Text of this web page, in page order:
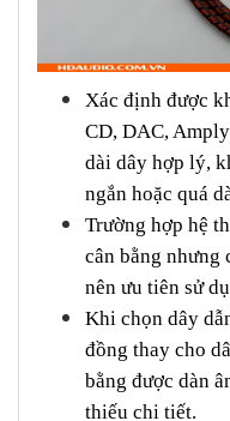
Xác định được
CD, DAC,
dài dây hợp lý,
ngắn hoặc quá
Trường hợp hệ
cân bằng nhưng
nên ưu tiên sử
Khi chọn dây
đồng thay cho
bằng được dàn
thiếu chi tiết.